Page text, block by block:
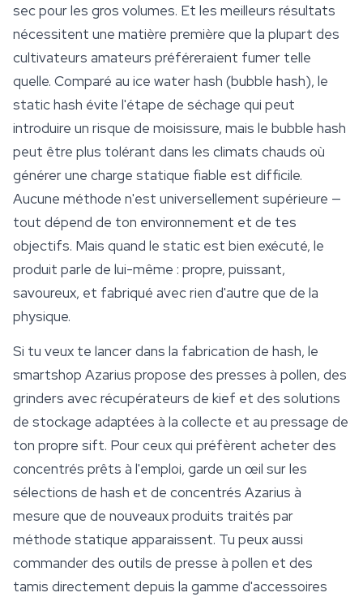
sec pour les gros volumes. Et les meilleurs résultats
nécessitent une matière première que la plupart des
cultivateurs amateurs préféreraient fumer telle
quelle. Comparé au ice water hash (bubble hash), le
static hash évite l'étape de séchage qui peut
introduire un risque de moisissure, mais le bubble hash
peut être plus tolérant dans les climats chauds où
générer une charge statique fiable est difficile.
Aucune méthode n'est universellement supérieure —
tout dépend de ton environnement et de tes
objectifs. Mais quand le static est bien exécuté, le
produit parle de lui-même : propre, puissant,
savoureux, et fabriqué avec rien d'autre que de la
physique.
Si tu veux te lancer dans la fabrication de hash, le
smartshop Azarius propose des presses à pollen, des
grinders avec récupérateurs de kief et des solutions
de stockage adaptées à la collecte et au pressage de
ton propre sift. Pour ceux qui préfèrent acheter des
concentrés prêts à l'emploi, garde un œil sur les
sélections de hash et de concentrés Azarius à
mesure que de nouveaux produits traités par
méthode statique apparaissent. Tu peux aussi
commander des outils de presse à pollen et des
tamis directement depuis la gamme d'accessoires